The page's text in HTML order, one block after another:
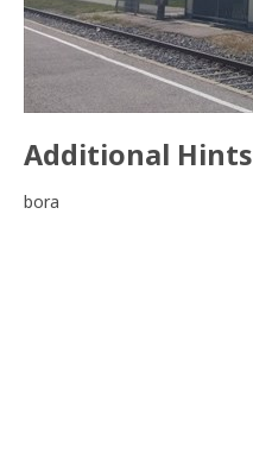
Additional Hints
bora